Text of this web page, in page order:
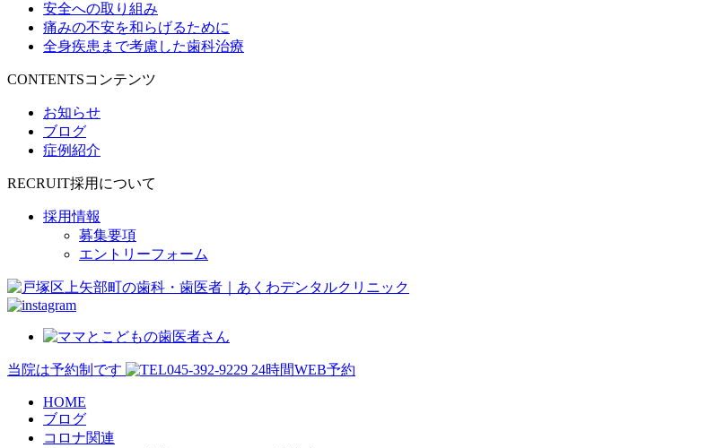
安全への取り組み
痛みの不安を和らげるために
全身疾患まで考慮した歯科治療
CONTENTSコンテンツ
お知らせ
ブログ
症例紹介
RECRUIT採用について
採用情報
募集要項
エントリーフォーム
当院は予約制です 045-392-9229 24時間WEB予約
HOME
ブログ
コロナ関連